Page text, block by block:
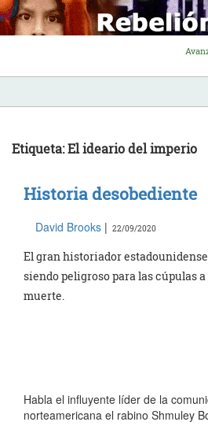
Skip
to
content
Etiqueta: El ideario del imperio
Historia desobediente
David Brooks | 22/09/2020
El gran historiador
siendo peligroso para las cúpulas a
muerte.
Habla el influyente líder de la
norteamericana el rabino Shmuley